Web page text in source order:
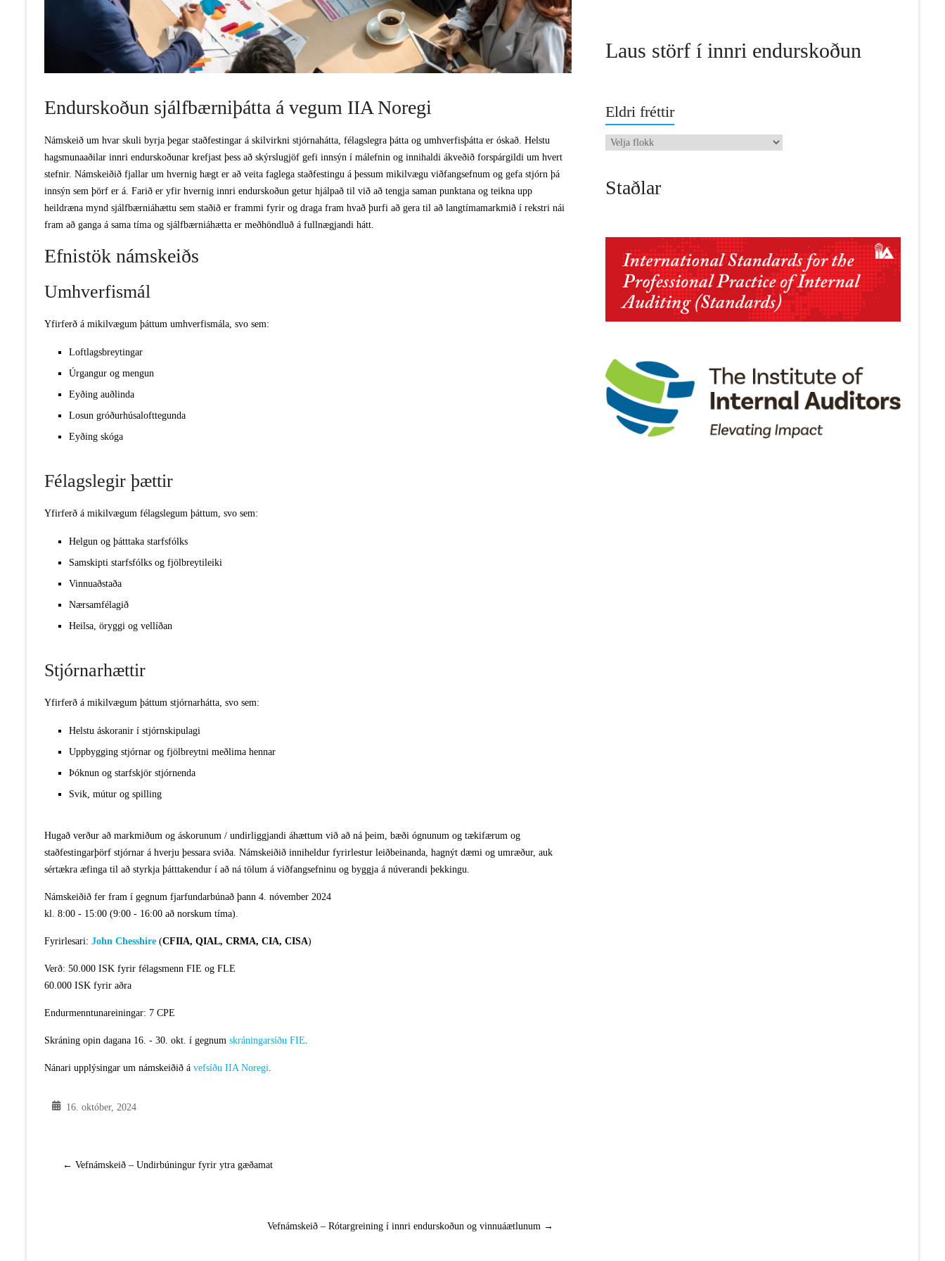
Endurskoðun sjálfbærniþátta á vegum IIA Noregi
Námskeið um hvar skuli byrja þegar staðfestingar á skilvirkni stjórnahátta, félagslegra þátta og umhverfisþátta er óskað. Helstu
hagsmunaaðilar innri endurskoðunar krefjast þess að skýrslugjöf gefi innsýn í málefnin og innihaldi ákveðið forspárgildi um hvert
stefnir. Námskeiðið fjallar um hvernig hægt er að veita faglega staðfestingu á þessum mikilvægu viðfangsefnum og gefa stjórn þá
innsýn sem þörf er á. Farið er yfir hvernig innri endurskoðun getur hjálpað til við að tengja saman punktana og teikna upp
heildræna mynd sjálfbærniáhættu sem staðið er frammi fyrir og draga fram hvað þurfi að gera til að langtímamarkmið í rekstri nái
fram að ganga á sama tíma og sjálfbærniáhætta er meðhöndluð á fullnægjandi hátt.
Efnistök námskeiðs
Umhverfismál
Yfirferð á mikilvægum þáttum umhverfismála, svo sem:
Loftlagsbreytingar
Úrgangur og mengun
Eyðing auðlinda
Losun gróðurhúsalofttegunda
Eyðing skóga
Félagslegir þættir
Yfirferð á mikilvægum félagslegum þáttum, svo sem:
Helgun og þátttaka starfsfólks
Samskipti starfsfólks og fjölbreytileiki
Vinnuaðstaða
Nærsamfélagið
Heilsa, öryggi og vellíðan
Stjórnarhættir
Yfirferð á mikilvægum þáttum stjórnarhátta, svo sem:
Helstu áskoranir í stjórnskipulagi
Uppbygging stjórnar og fjölbreytni meðlima hennar
Þóknun og starfskjör stjórnenda
Svik, mútur og spilling
Hugað verður að markmiðum og áskorunum / undirliggjandi áhættum við að ná þeim, bæði ógnunum og tækifærum og
staðfestingarþörf stjórnar á hverju þessara sviða. Námskeiðið inniheldur fyrirlestur leiðbeinanda, hagnýt dæmi og umræður, auk
sértækra æfinga til að styrkja þátttakendur í að ná tölum á viðfangsefninu og byggja á núverandi þekkingu.
Námskeiðið fer fram í gegnum fjarfundarbúnað þann 4. nóvember 2024
kl. 8:00 - 15:00 (9:00 - 16:00 að norskum tíma).
Fyrirlesari: John Chesshire (CFIIA, QIAL, CRMA, CIA, CISA)
Verð: 50.000 ISK fyrir félagsmenn FIE og FLE
60.000 ISK fyrir aðra
Endurmenntunareiningar: 7 CPE
Skráning opin dagana 16. - 30. okt. í gegnum skráningarsíðu FIE.
Nánari upplýsingar um námskeiðið á vefsíðu IIA Noregi.
16. október, 2024
← Vefnámskeið – Undirbúningur fyrir ytra gæðamat
Vefnámskeið – Rótargreining í innri endurskoðun og vinnuáætlunum →
Laus störf í innri endurskoðun
Eldri fréttir
Eldri
Staðlar